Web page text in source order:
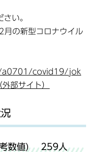
い。
月の新型コロナウイル
a0701/covid19/jok
部サイト）
考数値) 259人